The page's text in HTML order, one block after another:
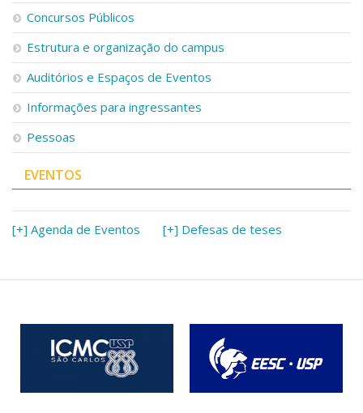
Concursos Públicos
Estrutura e organização do campus
Auditórios e Espaços de Eventos
Informações para ingressantes
Pessoas
EVENTOS
[+] Agenda de Eventos [+] Defesas de teses